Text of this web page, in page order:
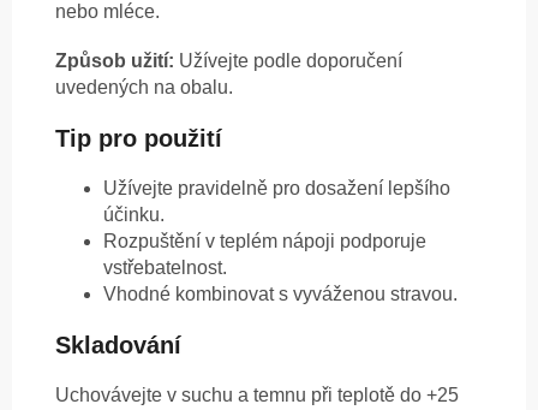
nebo mléce.
Způsob užití: Užívejte podle doporučení
uvedených na obalu.
Tip pro použití
Užívejte pravidelně pro dosažení lepšího
účinku.
Rozpuštění v teplém nápoji podporuje
vstřebatelnost.
Vhodné kombinovat s vyváženou stravou.
Skladování
Uchovávejte v suchu a temnu při teplotě do +25